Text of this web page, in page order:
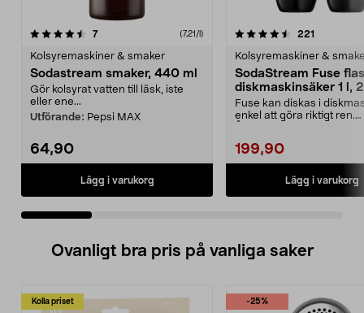
7recensioner (7,21/l)
Kolsyremaskiner & smaker
Sodastream smaker, 440 ml
Gör kolsyrat vatten till läsk, iste
eller ene...
Utförande: Pepsi MAX
64,90
Lägg i varukorg
4.5 av 5 stjärnor 221
Kolsyremaskiner &
SodaStream Fuse
diskmaskinsäker 1 l,
Fuse kan diskas i
enkel att göra riktigt ren.
199,90
Lägg i varukorg
4.5 av 5 stjärnor
Ovanligt bra pris på vanliga saker
Kolla priset -25%